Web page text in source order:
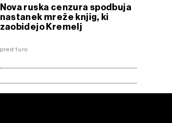
Nova ruska cenzura spodbuja
nastanek mreže knjig, ki
zaobidejo Kremelj
pred 1 uro